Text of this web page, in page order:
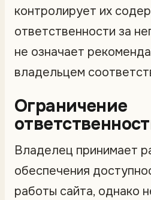
контролирует их
ответственности за
не означает
владельцем
Ограничение
Владелец принимает
обеспечения
работы сайта, однако